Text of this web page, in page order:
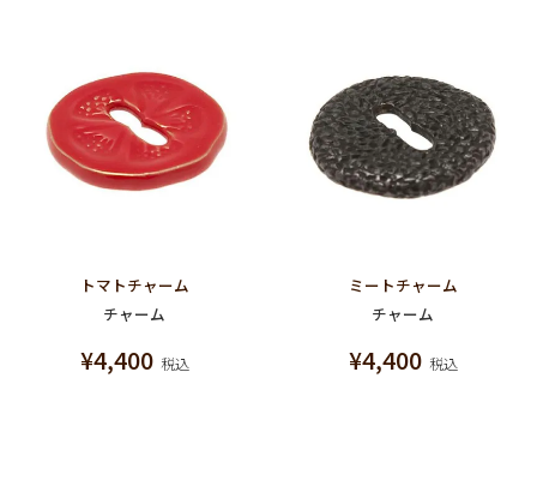
トマトチャーム
チャーム
¥4,400 税込
ミートチャーム
チャーム
¥4,400 税込